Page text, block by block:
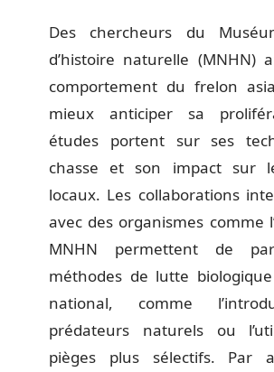
Des chercheurs du
d’histoire naturelle (MNHN)
comportement du frelon
mieux anticiper sa
études portent sur ses
chasse et son impact sur
locaux. Les collaborations
avec des organismes comme
MNHN permettent de
méthodes de lutte
national, comme
prédateurs naturels ou
pièges plus sélectifs. Par